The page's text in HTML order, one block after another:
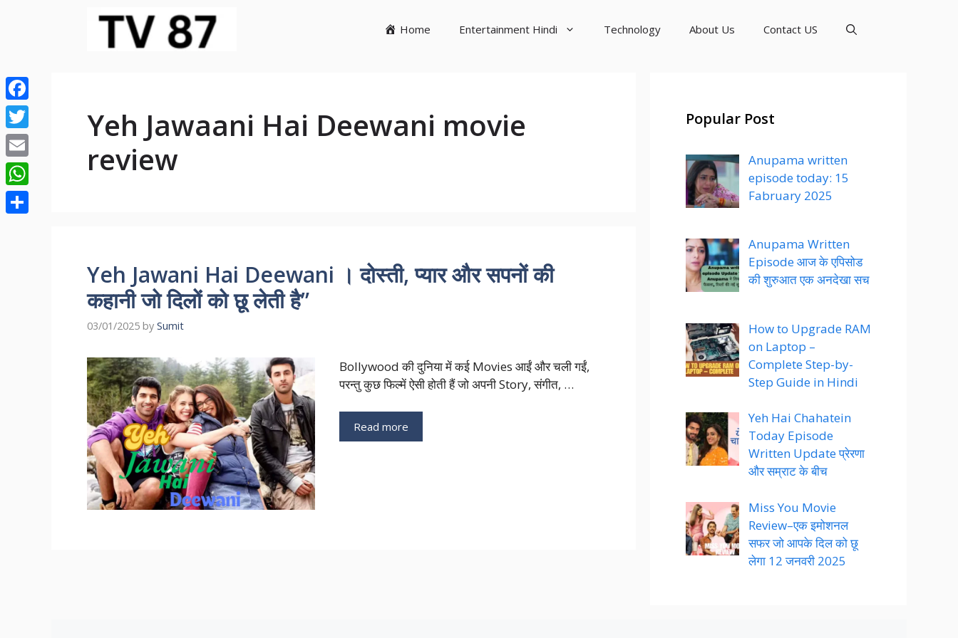
Home Entertainment Hindi Technology About Us Contact US
Yeh Jawaani Hai Deewani movie
review
Yeh Jawani Hai Deewani । दोस्ती, प्यार और सपनों की
कहानी जो दिलों को छू लेती है”
03/01/2025 by Sumit
Bollywood की दुनिया में कई Movies आईं और चली गईं,
परन्तु कुछ फिल्में ऐसी होती हैं जो अपनी Story, संगीत, …
Read more
Popular Post
Anupama written
episode today: 15
Fabruary 2025
Anupama Written
Episode आज के एपिसोड
की शुरुआत एक अनदेखा सच
How to Upgrade RAM
on Laptop –
Complete Step-by-
Step Guide in Hindi
Yeh Hai Chahatein
Today Episode
Written Update प्रेरणा
और सम्राट के बीच
Miss You Movie
Review–एक इमोशनल
सफर जो आपके दिल को छू
लेगा 12 जनवरी 2025
Facebook
Twitter
Email
WhatsApp